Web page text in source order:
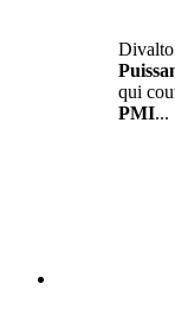
Divalto
qui
PMI...